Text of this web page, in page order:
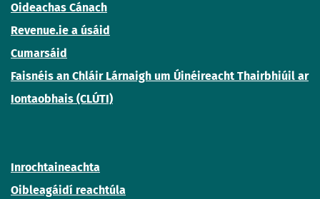
Oideachas Cánach
Revenue.ie a úsáid
Cumarsáid
Faisnéis an Chláir Lárnaigh um Úinéireacht Thairbhiúil ar
Iontaobhais (CLÚTI)
Inrochtaineachta
Oibleagáidí reachtúla